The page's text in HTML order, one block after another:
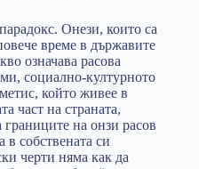
Онези, които са
време в държавите
означава расова
социално-културното
който живее в
част на страната,
на онзи расов
в собствената си
черти няма как да